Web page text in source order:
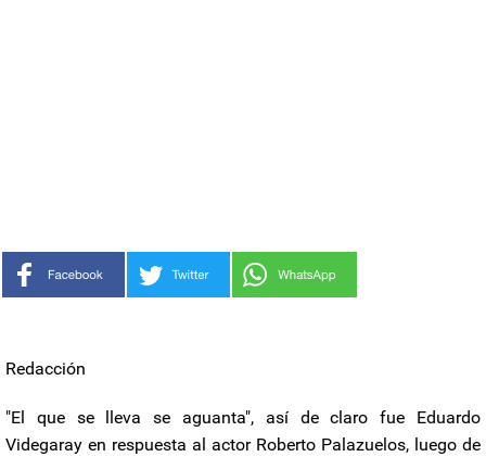
Redacción
"El que se lleva se aguanta", así de claro fue Eduardo
Videgaray en respuesta al actor Roberto Palazuelos, luego de